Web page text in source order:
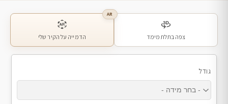
צפה בתלת מימד
AR
הדמייה על הקיר שלי
גודל